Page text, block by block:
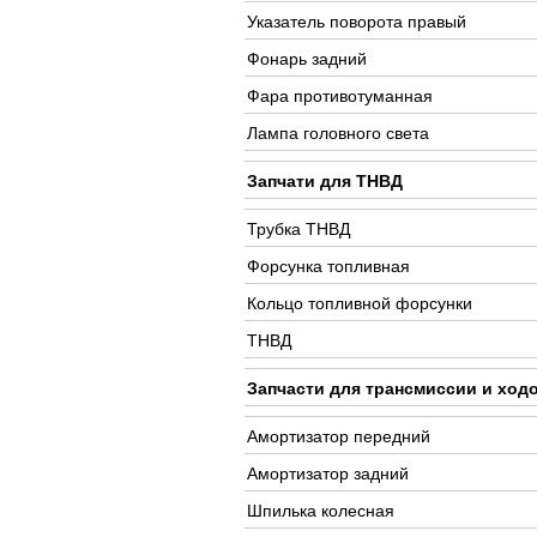
Указатель поворота правый
Фонарь задний
Фара противотуманная
Лампа головного света
Запчати для ТНВД
Трубка ТНВД
Форсунка топливная
Кольцо топливной форсунки
ТНВД
Запчасти для трансмиссии и
Амортизатор передний
Амортизатор задний
Шпилька колесная